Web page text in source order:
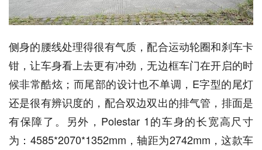
侧身的腰线处理得很有气质，配合运动轮圈和刹车卡
钳，让车身看上去更有冲劲，无边框车门在开启的时
候非常酷炫；而尾部的设计也不单调，E字型的尾灯
还是很有辨识度的，配合双边双出的排气管，排面是
有保障了。另外，Polestar 1的车身的长宽高尺寸
为：4585*2070*1352mm，轴距为2742mm，这款车